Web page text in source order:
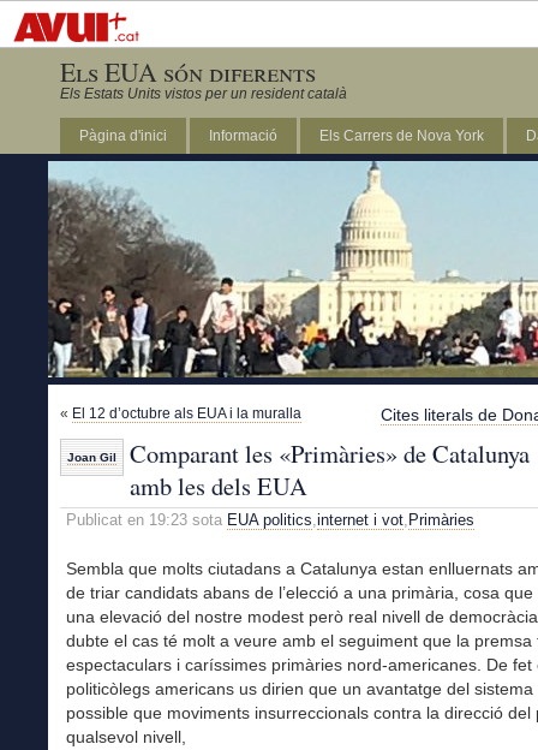
Els EUA són diferents
Els Estats Units vistos per un resident català
Pàgina d'inici Informació Els Carrers de Nova York
« El 12 d’octubre als EUA i la muralla Cites literals de
Joan Gil
Comparant les «Primàries» de Catalunya
amb les dels EUA
Publicat en 19:23 sota EUA politics,internet i vot, Primàries
Sembla que molts ciutadans a Catalunya estan enlluernats
de triar candidats abans de l’elecció a una primària, cosa que
una elevació del nostre modest però real nivell de
dubte el cas té molt a veure amb el seguiment que la premsa
espectaculars i caríssimes primàries nord-americanes. De fet
politicòlegs americans us dirien que un avantatge del
possible que moviments insurreccionals contra la direcció del
qualsevol nivell,